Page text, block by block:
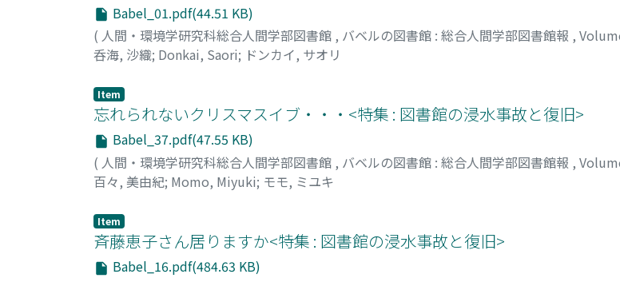
Babel_01.pdf(44.51 KB)
( 人間・環境学研究科総合人間学部図書館 , バベルの図書館 : 総合人間学部図書館報 ,
呑海, 沙織; Donkai, Saori; ドンカイ, サオリ
Item
忘れられないクリスマスイブ・・・<特集 : 図書館の浸水事故と復旧>
Babel_37.pdf(47.55 KB)
( 人間・環境学研究科総合人間学部図書館 , バベルの図書館 : 総合人間学部図書館報 ,
百々, 美由紀; Momo, Miyuki; モモ, ミユキ
Item
斉藤恵子さん居りますか<特集 : 図書館の浸水事故と復旧>
Babel_16.pdf(484.63 KB)